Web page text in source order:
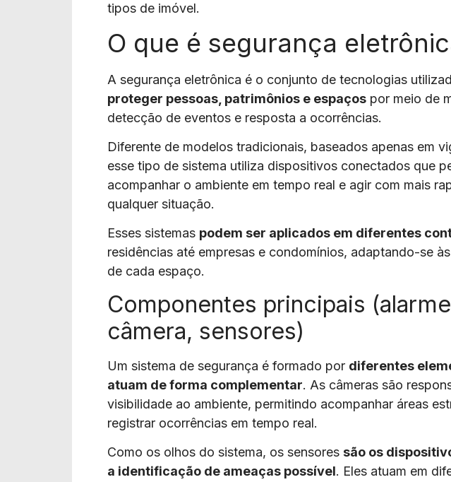
tipos de imóvel.
O que é segurança
A segurança eletrônica é o conjunto de tecnologias
proteger pessoas, patrimônios e espaços por meio de
detecção de eventos e resposta a ocorrências.
Diferente de modelos tradicionais, baseados apenas em
esse tipo de sistema utiliza dispositivos conectados que
acompanhar o ambiente em tempo real e agir com mais
qualquer situação.
Esses sistemas podem ser aplicados em diferentes
residências até empresas e condomínios, adaptando-se
de cada espaço.
Componentes principais
câmera, sensores)
Um sistema de segurança é formado por diferentes
atuam de forma complementar. As câmeras são
visibilidade ao ambiente, permitindo acompanhar áreas
registrar ocorrências em tempo real.
Como os olhos do sistema, os sensores são os
a identificação de ameaças possível. Eles atuam em